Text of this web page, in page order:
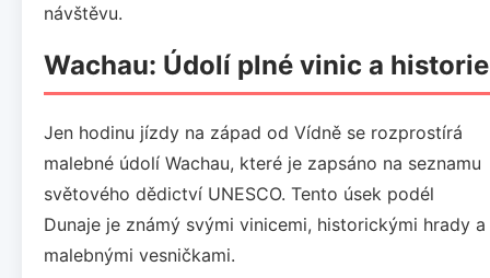
návštěvu.
Wachau: Údolí plné vinic a historie
Jen hodinu jízdy na západ od Vídně se rozprostírá
malebné údolí Wachau, které je zapsáno na seznamu
světového dědictví UNESCO. Tento úsek podél
Dunaje je známý svými vinicemi, historickými hrady a
malebnými vesničkami.